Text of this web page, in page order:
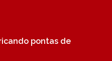
pontas de